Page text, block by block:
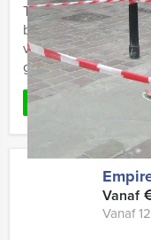
Tijdens deze 'Old'
bezoeken jullie de
van verschillende
geschiedenis ...
LEES MEER
Vanaf
Vanaf